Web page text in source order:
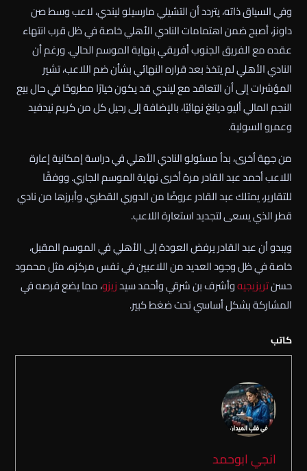
وفي السياق ذاته، يتردد أن التشيلي مارسيلو ليندي، لاعب وسط صن
داونز، أصبح ضمن اهتمامات النادي الأهلي خاصة في ظل قرب انتهاء
عقده مع الفريق الجنوب أفريقي بنهاية الموسم الحالي. ورغم أن
النادي الأهلي لم يتخذ بعد قراره النهائي بشأن ضم اللاعب، تشير
المؤشرات إلى أن التعاقد مع ليندي قد يكون خيارًا مطروحًا في حال بيع
النجم المالي أليو ديانغ نهائيًا، بالإضافة إلى رحيل كل من كريم نيدفيد
وعمرو السولية.
من جهة أخرى، بدأ مسئولو النادي الأهلي في دراسة إمكانية إعارة
اللاعب أحمد عبد القادر مرة أخرى نهاية الموسم الجاري. ووفقًا
للتقارير، يمتلك عبد القادر عروضًا من الدوري القطري، وأبرزها من نادي
قطر الذي يسعى لتجديد استعارة اللاعب.
ويبدو أن عبد القادر يرفض العودة إلى الأهلي في الموسم المقبل،
خاصة في ظل وجود العديد من اللاعبين في نفس مركزه، مثل محمود
حسنتريزيجيهوأشرف بن شرقي وأحمد سيدزيزو، مما يضع فرصه في
المشاركة بشكل أساسي تحت ضغط كبير.
كاتب
انجي ابوحمد